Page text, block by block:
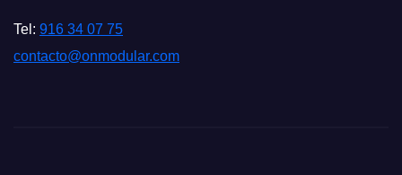
Tel: 916 34 07 75
contacto@onmodular.com